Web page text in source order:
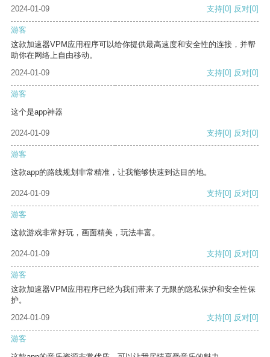
2024-01-09
支持[0] 反对[0]
游客
这款加速器VPM应用程序可以给你提供最高速度和安全性的连接，并帮
助你在网络上自由移动。
2024-01-09
支持[0] 反对[0]
游客
这个是app神器
2024-01-09 支持[0] 反对[0]
游客
这款app的路线规划非常精准，让我能够快速到达目的地。
2024-01-09 支持[0] 反对[0]
游客
这款游戏非常好玩，画面精美，玩法丰富。
2024-01-09 支持[0] 反对[0]
游客
这款加速器VPM应用程序已经为我们带来了无限的隐私保护和安全性保
护。
2024-01-09
支持[0] 反对[0]
游客